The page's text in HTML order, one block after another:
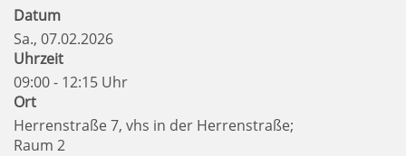
Datum
Sa., 07.02.2026
Uhrzeit
09:00 - 12:15 Uhr
Ort
Herrenstraße 7, vhs in der Herrenstraße;
Raum 2